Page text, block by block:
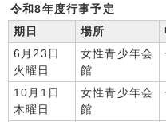
令和8年度行事予定
期日
場所
6月23日
火曜日
女性青少年会
館
10月1日
木曜日
女性青少年会
館